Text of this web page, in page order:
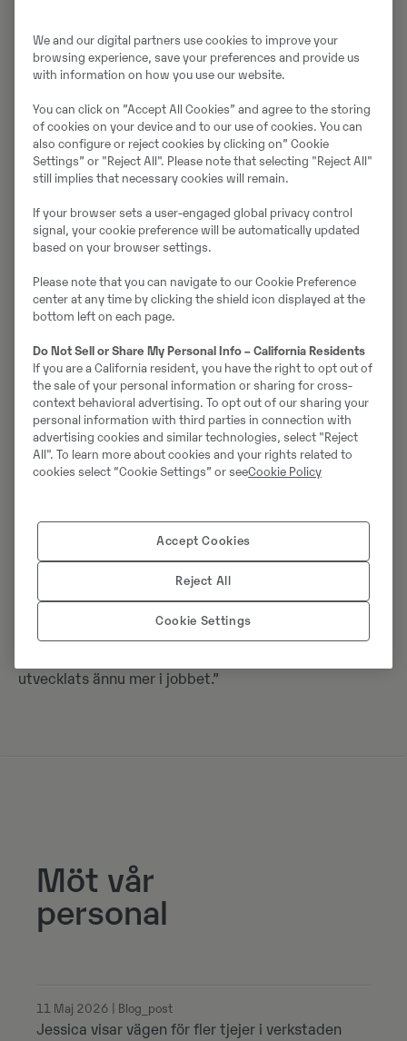
Jessica Neiglick
26 år (2026)
FAMILJ:
Föräldrar, två storasystrar och två katter.
BOR:
FRITIDSINTRESSEN:
”Att rekonda bilar. Både min egen, en Toyota C-HR, och
övriga familjens bilar. Jag gillar också att baka och
vara med mina syskonbarn.”
DET GÖR DU OM 10 ÅR:
utvecklats ännu mer i jobbet.”
Möt vår
personal
11 Maj 2026 | Blog_post
Jessica visar vägen för fler tjejer i verkstaden
We and our digital partners use cookies to improve your
browsing experience, save your preferences and provide us
with information on how you use our website.
You can click on ”Accept All Cookies” and agree to the storing
of cookies on your device and to our use of cookies. You can
also configure or reject cookies by clicking on” Cookie
Settings” or "Reject All". Please note that selecting "Reject All"
still implies that necessary cookies will remain.
If your browser sets a user-engaged global privacy control
signal, your cookie preference will be automatically updated
based on your browser settings.
Please note that you can navigate to our Cookie Preference
center at any time by clicking the shield icon displayed at the
bottom left on each page.
Do Not Sell or Share My Personal Info – California Residents
If you are a California resident, you have the right to opt out of
the sale of your personal information or sharing for cross-
context behavioral advertising. To opt out of our sharing your
personal information with third parties in connection with
advertising cookies and similar technologies, select "Reject
All". To learn more about cookies and your rights related to
cookies select “Cookie Settings” or seeCookie Policy
Accept Cookies
Reject All
Cookie Settings